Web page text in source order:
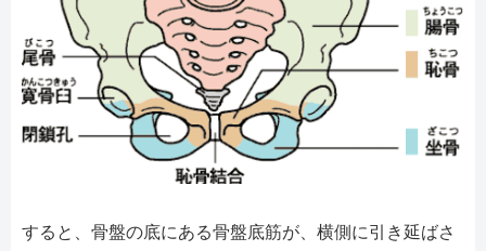
すると、骨盤の底にある骨盤底筋が、横側に引き延ばさ